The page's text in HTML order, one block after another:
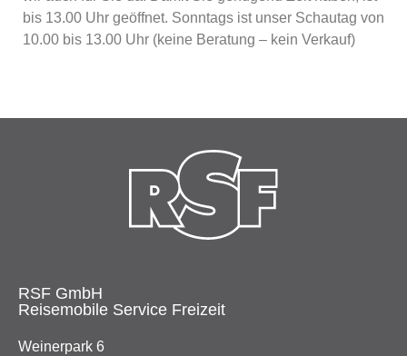
bis 13.00 Uhr geöffnet. Sonntags ist unser Schautag von
10.00 bis 13.00 Uhr (keine Beratung – kein Verkauf)
RSF GmbH
Reisemobile Service Freizeit
Weinerpark 6